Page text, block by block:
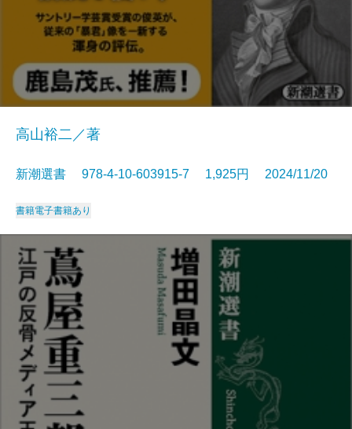
高山裕二／著
新潮選書 978-4-10-603915-7 1,925円 2024/11/20
書籍電子書籍あり